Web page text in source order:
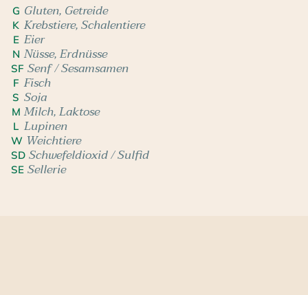
G Gluten, Getreide
K Krebstiere, Schalentiere
E Eier
N Nüsse, Erdnüsse
SF Senf / Sesamsamen
F Fisch
S Soja
M Milch, Laktose
L Lupinen
W Weichtiere
SD Schwefeldioxid / Sulfid
SE Sellerie